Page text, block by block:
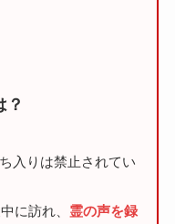
？
入りは禁止されてい
に訪れ、 霊の声を録